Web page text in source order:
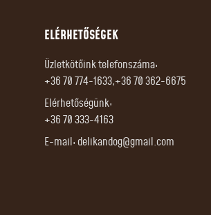
ELÉRHETŐSÉGEK
Üzletkötőink telefonszáma:
+36 70 774-1633,+36 70 362-6675
Elérhetőségünk:
+36 70 333-4163
E-mail: delikandog@gmail.com